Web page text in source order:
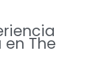
The